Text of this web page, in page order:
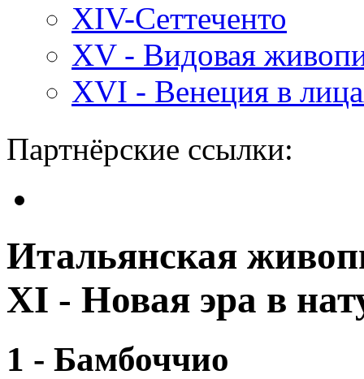
XIV-Сеттеченто
XV - Видовая
XVI - Венеция в
Партнёрские ссылки:
Итальянская
XI - Новая эра в
1 - Бамбоччио